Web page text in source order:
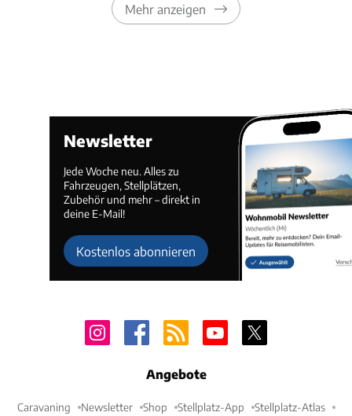
Mehr anzeigen
Newsletter
Jede Woche neu. Alles zu
Fahrzeugen, Stellplätzen,
Zubehör und mehr – direkt in
deine E-Mail!
Kostenlos abonnieren
Angebote
Caravaning Newsletter Shop Stellplatz-App Stellplatz-Atlas